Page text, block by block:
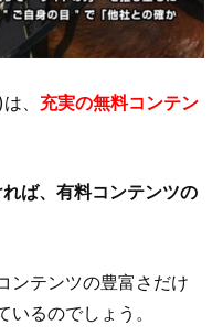
、 充実の無料コンテン
ば、有料コンテンツの
ンテンツの豊富さだけ
るのでしょう。